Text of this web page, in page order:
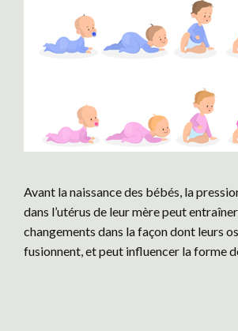
Avant la naissance des bébés, la
dans l’utérus de leur mère peut
changements dans la façon dont leurs
fusionnent, et peut influencer la forme